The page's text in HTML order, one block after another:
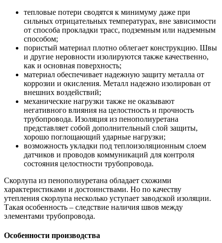
тепловые потери сводятся к минимуму даже при
сильных отрицательных температурах, вне зависимости
от способа прокладки трасс, подземным или надземным
способом;
пористый материал плотно облегает конструкцию. Швы
и другие неровности изолируются также качественно,
как и основная поверхность;
материал обеспечивает надежную защиту металла от
коррозии и окисления. Металл надежно изолирован от
внешних воздействий;
механические нагрузки также не оказывают
негативного влияния на целостность и прочность
трубопровода. Изоляция из пенополиуретана
представляет собой дополнительный слой защиты,
хорошо поглощающий ударные нагрузки;
возможность укладки под теплоизоляционным слоем
датчиков и проводов коммуникаций для контроля
состояния целостности трубопровода.
Скорлупа из пенополиуретана обладает схожими
характеристиками и достоинствами. Но по качеству
утепления скорлупа несколько уступает заводской изоляции.
Такая особенность – следствие наличия швов между
элементами трубопровода.
Особенности производства